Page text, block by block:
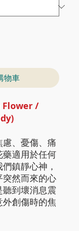
物車
Flower /
、憂傷、痛
適用於任何
鎮靜心神，
然而來的心
到壞消息震
創傷時的焦